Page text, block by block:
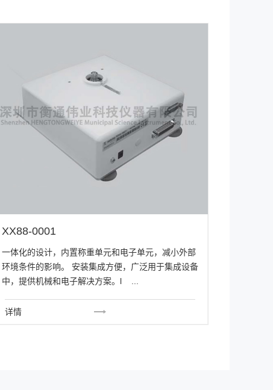
一体化的设计，内置称重单元和电子单元，减小外部
中，提供机械和电子解决方案。l ...
详情